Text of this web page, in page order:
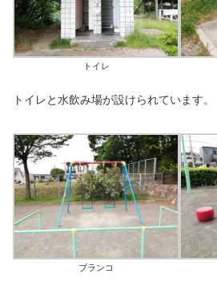
トイレ
トイレと水飲み場が設けられています。
ブランコ